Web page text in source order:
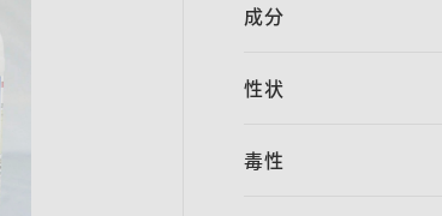
成分
性状
毒性